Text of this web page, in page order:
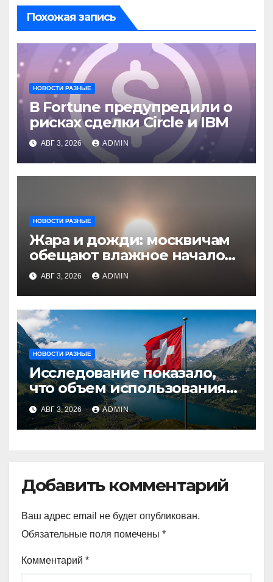
Похожая запись
НОВОСТИ РАЗНЫЕ
В Fortune предупредили о
рисках сделки Circle и IBM
АВГ 3, 2026 ADMIN
НОВОСТИ РАЗНЫЕ
Жара и дожди: москвичам
обещают влажное начало
августа
АВГ 3, 2026 ADMIN
НОВОСТИ РАЗНЫЕ
Исследование показало,
что объем использования
криптовалют в Швейцарии
в два раза превышает
аналогичный показатель в
АВГ 3, 2026 ADMIN
Добавить комментарий
Ваш адрес email не будет опубликован.
Обязательные поля помечены *
Комментарий *